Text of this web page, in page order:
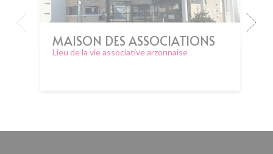
MAISON DES ASSOCIATIONS
Lieu de la vie associative arzonnaise